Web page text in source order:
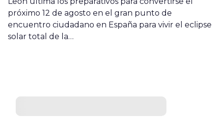
próximo 12 de agosto en el gran punto de
encuentro ciudadano en España para vivir el eclipse
solar total de la…